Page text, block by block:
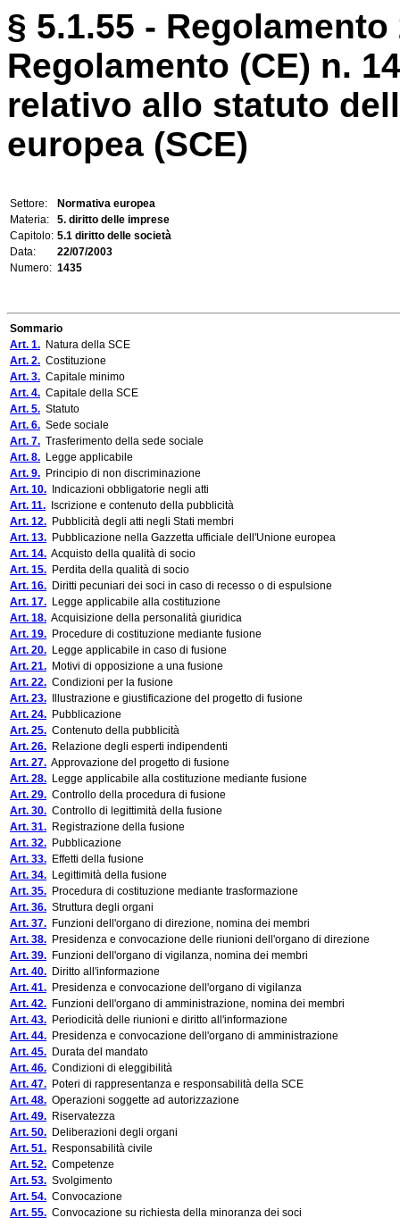
§ 5.1.55 -
Regolamento (CE) n.
relativo allo statuto
europea (SCE)
Settore:
Normativa europea
Materia:
5. diritto delle imprese
Capitolo: 5.1 diritto delle società
Data:
22/07/2003
Numero: 1435
Sommario
Art. 1. Natura della SCE
Art. 2. Costituzione
Art. 3. Capitale minimo
Art. 4. Capitale della SCE
Art. 5. Statuto
Art. 6. Sede sociale
Art. 7. Trasferimento della sede sociale
Art. 8. Legge applicabile
Art. 9. Principio di non discriminazione
Art. 10. Indicazioni obbligatorie negli atti
Art. 11. Iscrizione e contenuto della pubblicità
Art. 12. Pubblicità degli atti negli Stati membri
Art. 13. Pubblicazione nella Gazzetta ufficiale dell'Unione europea
Art. 14. Acquisto della qualità di socio
Art. 15. Perdita della qualità di socio
Art. 16. Diritti pecuniari dei soci in caso di recesso o di espulsione
Art. 17. Legge applicabile alla costituzione
Art. 18. Acquisizione della personalità giuridica
Art. 19. Procedure di costituzione mediante fusione
Art. 20. Legge applicabile in caso di fusione
Art. 21. Motivi di opposizione a una fusione
Art. 22. Condizioni per la fusione
Art. 23. Illustrazione e giustificazione del progetto di fusione
Art. 24. Pubblicazione
Art. 25. Contenuto della pubblicità
Art. 26. Relazione degli esperti indipendenti
Art. 27. Approvazione del progetto di fusione
Art. 28. Legge applicabile alla costituzione mediante fusione
Art. 29. Controllo della procedura di fusione
Art. 30. Controllo di legittimità della fusione
Art. 31. Registrazione della fusione
Art. 32. Pubblicazione
Art. 33. Effetti della fusione
Art. 34. Legittimità della fusione
Art. 35. Procedura di costituzione mediante trasformazione
Art. 36. Struttura degli organi
Art. 37. Funzioni dell'organo di direzione, nomina dei membri
Art. 38. Presidenza e convocazione delle riunioni dell'organo di direzione
Art. 39. Funzioni dell'organo di vigilanza, nomina dei membri
Art. 40. Diritto all'informazione
Art. 41. Presidenza e convocazione dell'organo di vigilanza
Art. 42. Funzioni dell'organo di amministrazione, nomina dei membri
Art. 43. Periodicità delle riunioni e diritto all'informazione
Art. 44. Presidenza e convocazione dell'organo di amministrazione
Art. 45. Durata del mandato
Art. 46. Condizioni di eleggibilità
Art. 47. Poteri di rappresentanza e responsabilità della SCE
Art. 48. Operazioni soggette ad autorizzazione
Art. 49. Riservatezza
Art. 50. Deliberazioni degli organi
Art. 51. Responsabilità civile
Art. 52. Competenze
Art. 53. Svolgimento
Art. 54. Convocazione
Art. 55. Convocazione su richiesta della minoranza dei soci